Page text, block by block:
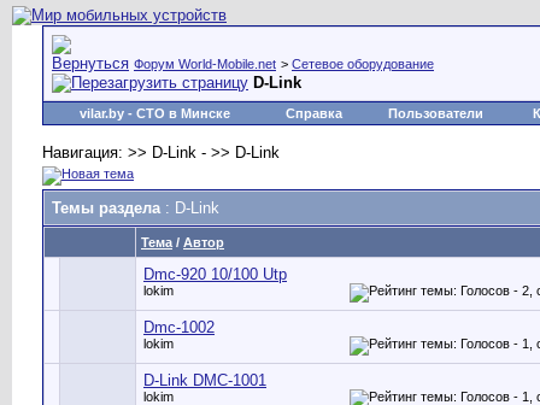
Форум World-Mobile.net > Сетевое оборудование
D-Link
vilar.by - СТО в Минске Справка Пользователи
Навигация: >> D-Link - >> D-Link
Темы раздела: D-Link
Тема / Автор
Dmc-920 10/100 Utp
lokim
Dmc-1002
lokim
D-Link DMC-1001
lokim